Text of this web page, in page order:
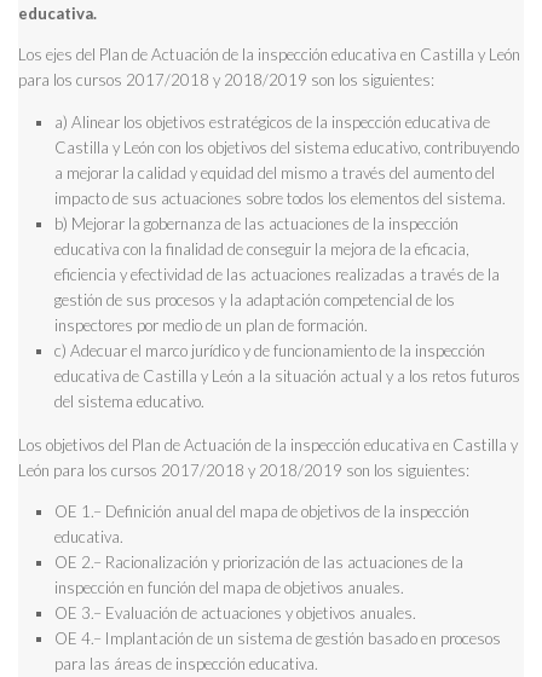
educativa.
Los ejes del Plan de Actuación de la inspección educativa en Castilla y León
para los cursos 2017/2018 y 2018/2019 son los siguientes:
a) Alinear los objetivos estratégicos de la inspección educativa de
Castilla y León con los objetivos del sistema educativo, contribuyendo
a mejorar la calidad y equidad del mismo a través del aumento del
impacto de sus actuaciones sobre todos los elementos del sistema.
b) Mejorar la gobernanza de las actuaciones de la inspección
educativa con la finalidad de conseguir la mejora de la eficacia,
eficiencia y efectividad de las actuaciones realizadas a través de la
gestión de sus procesos y la adaptación competencial de los
inspectores por medio de un plan de formación.
c) Adecuar el marco jurídico y de funcionamiento de la inspección
educativa de Castilla y León a la situación actual y a los retos futuros
del sistema educativo.
Los objetivos del Plan de Actuación de la inspección educativa en Castilla y
León para los cursos 2017/2018 y 2018/2019 son los siguientes:
OE 1.– Definición anual del mapa de objetivos de la inspección
educativa.
OE 2.– Racionalización y priorización de las actuaciones de la
inspección en función del mapa de objetivos anuales.
OE 3.– Evaluación de actuaciones y objetivos anuales.
OE 4.– Implantación de un sistema de gestión basado en procesos
para las áreas de inspección educativa.